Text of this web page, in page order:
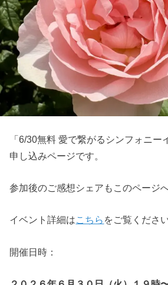
「6/30無料 愛で繋がるシンフォニー
申し込みページです。
参加後のご感想シェアもこのページ
イベント詳細はこちら をご覧ください
開催日時：